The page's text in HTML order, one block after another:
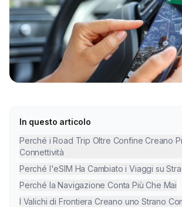
In questo articolo
Perché i Road Trip Oltre Confine Creano
Connettività
Perché l'eSIM Ha Cambiato i Viaggi su
Perché la Navigazione Conta Più Che Mai
I Valichi di Frontiera Creano uno Strano